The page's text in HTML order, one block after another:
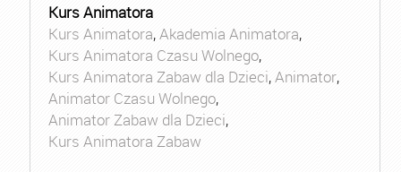
Kurs Animatora
Kurs Animatora,Akademia Animatora,
Kurs Animatora Czasu Wolnego,
Kurs Animatora Zabaw dla Dzieci,Animator,
Animator Czasu Wolnego,
Animator Zabaw dla Dzieci,
Kurs Animatora Zabaw